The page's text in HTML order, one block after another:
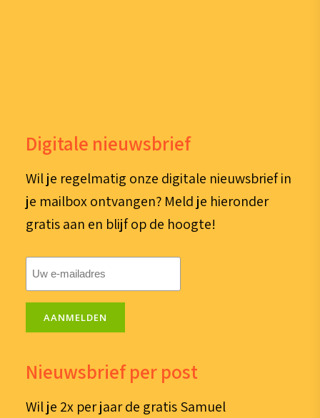
Digitale nieuwsbrief
Wil je regelmatig onze digitale nieuwsbrief in
je mailbox ontvangen? Meld je hieronder
gratis aan en blijf op de hoogte!
AANMELDEN
Nieuwsbrief per post
Wil je 2x per jaar de gratis Samuel